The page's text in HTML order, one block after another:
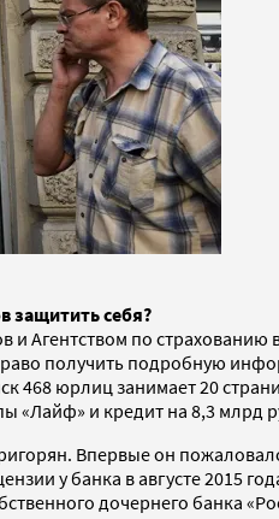
защитить себя?
Агентством по
получить подробную
468 юрлиц занимает 20
«Лайф» и кредит на 8,3 млрд
Впервые он
у банка в августе 2015
дочернего банка